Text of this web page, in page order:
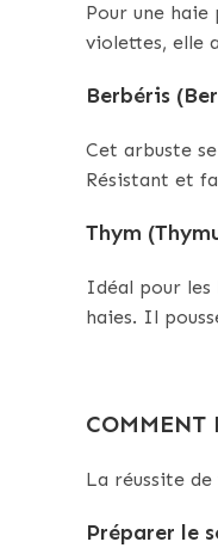
Pour une haie
violettes, elle
Berbéris
Cet arbuste
Résistant et
Thym
Idéal pour les
haies. Il
La réussite
Préparer le